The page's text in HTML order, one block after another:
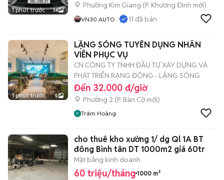
1 phút trước 14
Phường Kim Giang (P. Khương Đình mới)
VN30 AUTO 11 đã bán
1 phút trước 5
LẶNG SÓNG TUYỂN DỤNG NHÂN
VIÊN PHỤC VỤ
CN CÔNG TY TNHH ĐẦU TƯ XÂY DỰNG VÀ
PHÁT TRIỂN RẠNG ĐÔNG - LẶNG SÓNG
Đến 32.000 đ/giờ
Phường 2 (P. Bàn Cờmới)
Trâm Hoàng
cho thuê kho xưởng 1/ dg Ql 1A BT
đông Bình tân DT 1000m2 giá 60tr
Mặt bằng kinh doanh
60 triệu/tháng 1000 m²